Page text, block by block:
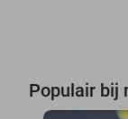
Populair bij